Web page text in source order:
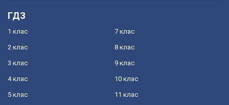
ГДЗ
1 клас
2 клас
3 клас
4 клас
5 клас
7 клас
8 клас
9 клас
10 клас
11 клас